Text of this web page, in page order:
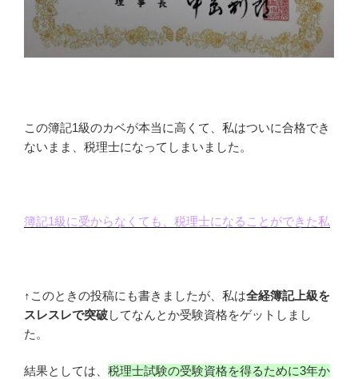
この簿記1級のカベが本当に高くて、私はついに合格でき
ないまま、税理士になってしまいました。
簿記1級に受からなくても、税理士になることができた私
↑このときの投稿にも書きましたが、私は全経簿記上級を
スレスレで突破してなんとか受験資格をゲットしまし
た。
結果としては、 税理士試験の受験資格を得るために3年か